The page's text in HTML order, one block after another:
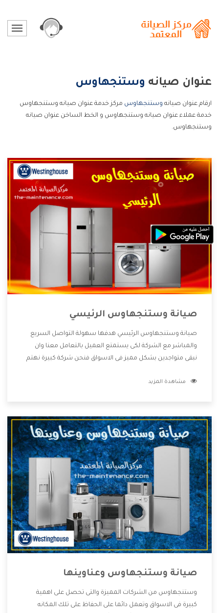
عنوان صيانه وستنجهاوس
ارقام عنوان صيانه وستنجهاوس مركز خدمة عنوان صيانه وستنجهاوس
خدمة عملاء عنوان صيانه وستنجهاوس و الخط الساخن عنوان صيانه
وستنجهاوس.
صيانة وستنجهاوس الرئيسي
صيانة وستنجهاوس الرئيسي هدفها سهولة التواصل السريع
والمباشر مع الشركة لكى يستمتع العميل بالتعامل معنا وان
نبقى متواجدين بشكل مميز فى الاسواق فنحن شركة كبيرة نهتم
الشركة بها والتى تكون منها خدمة الصيانة التى تكون من أهم
عنها وأقوى الأسعار التى تكون مناسبة لكثير من العملاء
مشاهدة المزيد
صيانة وستنجهاوس وعناوينها
وستنجهاوس من الشركات المميزة والتى تحصل على اهمية
كبيرة فى الاسواق وتعمل دائما على الحفاظ على تلك المكانه